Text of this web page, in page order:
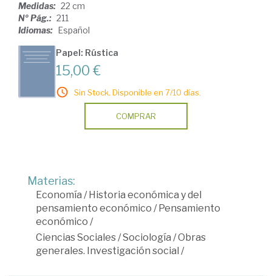
Medidas: 22 cm
Nº Pág.: 211
Idiomas: Español
Papel: Rústica
15,00 €
Sin Stock. Disponible en 7/10 días.
COMPRAR
Materias:
Economía /Historia económica y del
pensamiento económico /Pensamiento
económico /
Ciencias Sociales/Sociología /Obras
generales. Investigación social /